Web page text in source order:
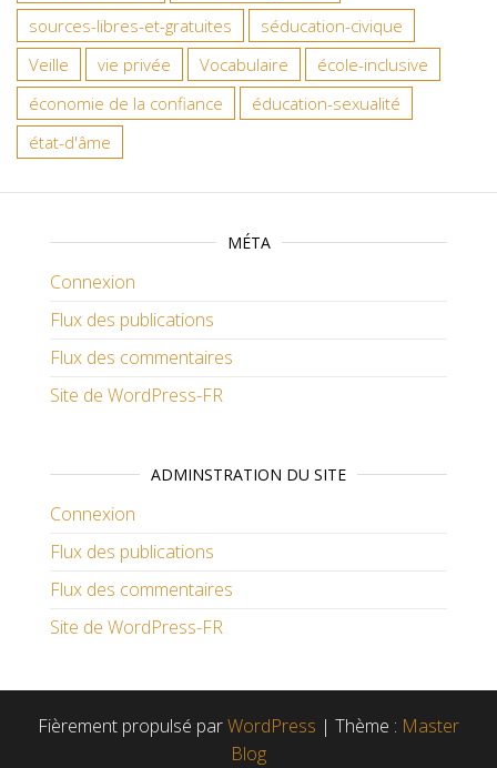
sources-libres-et-gratuites
séducation-civique
Veille
vie privée Vocabulaire
école-inclusive
économie de la confiance
éducation-sexualité
état-d'âme
MÉTA
Connexion
Flux des publications
Flux des commentaires
Site de WordPress-FR
ADMINSTRATION DU SITE
Connexion
Flux des publications
Flux des commentaires
Site de WordPress-FR
Fièrement propulsé parWordPress | Thème : Master
Blog